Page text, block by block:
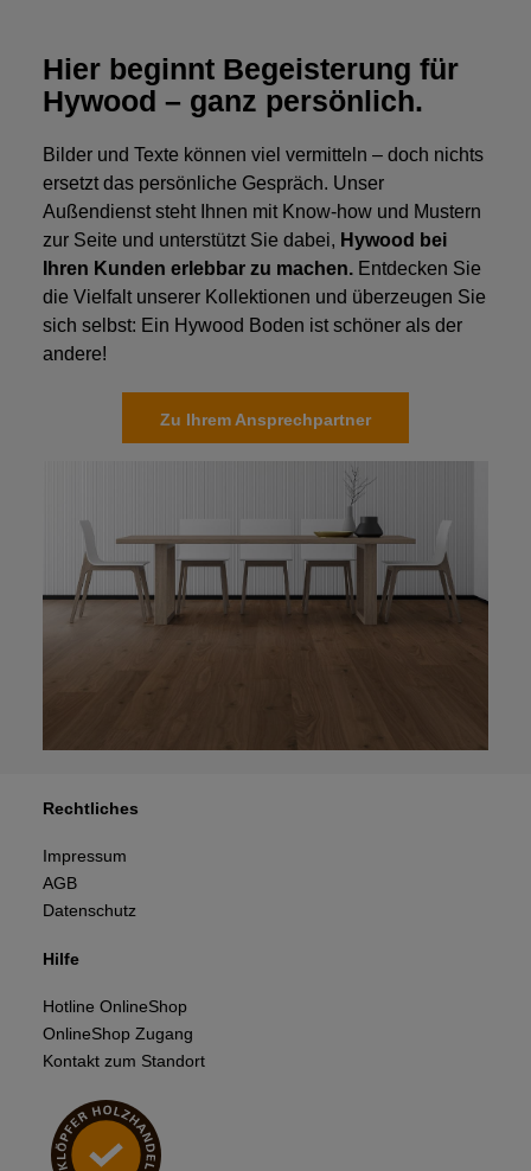
Hier beginnt Begeisterung für
Hywood – ganz persönlich.
Bilder und Texte können viel vermitteln – doch nichts
ersetzt das persönliche Gespräch. Unser
Außendienst steht Ihnen mit Know-how und Mustern
zur Seite und unterstützt Sie dabei, Hywood bei
Ihren Kunden erlebbar zu machen. Entdecken Sie
die Vielfalt unserer Kollektionen und überzeugen Sie
sich selbst: Ein Hywood Boden ist schöner als der
andere!
Zu Ihrem Ansprechpartner
Rechtliches
Impressum
AGB
Datenschutz
Hilfe
Hotline OnlineShop
OnlineShop Zugang
Kontakt zum Standort